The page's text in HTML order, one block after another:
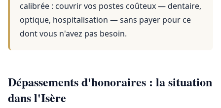
calibrée : couvrir vos postes coûteux — dentaire,
optique, hospitalisation — sans payer pour ce
dont vous n'avez pas besoin.
Dépassements d'honoraires : la situation
dans l'Isère